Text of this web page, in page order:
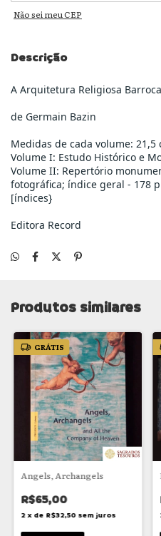
Não sei meu CEP
Descrição
A Arquitetura Religiosa
de Germain Bazin
Medidas de cada volume: 21,5
Volume I: Estudo Histórico e
Volume II: Repertório
fotográfica; índice geral - 178
[índices}
Editora Record
Produtos similares
GRÁTIS
Angels, Archangels
R$65,00
2 x de R$32,50 sem juros